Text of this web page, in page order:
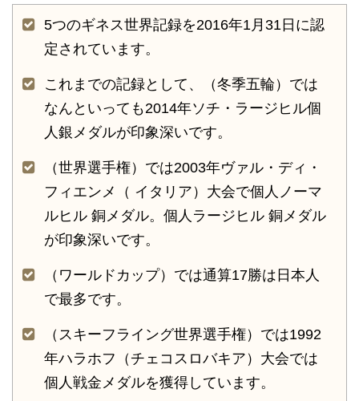
5つのギネス世界記録を2016年1月31日に認
定されています。
これまでの記録として、（冬季五輪）では
なんといっても2014年ソチ・ラージヒル個
人銀メダルが印象深いです。
（世界選手権）では2003年ヴァル・ディ・
フィエンメ（ イタリア）大会で個人ノーマ
ルヒル 銅メダル。個人ラージヒル 銅メダル
が印象深いです。
（ワールドカップ）では通算17勝は日本人
で最多です。
（スキーフライング世界選手権）では1992
年ハラホフ（チェコスロバキア）大会では
個人戦金メダルを獲得しています。